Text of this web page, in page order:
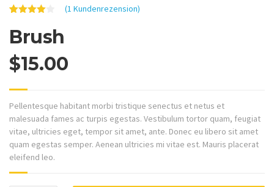
mit
von 5,
auf
Kundenbewertung
(1 Kundenrezension)
Brush
$15.00
Pellentesque habitant morbi tristique senectus et netus et
malesuada fames ac turpis egestas. Vestibulum tortor quam, feugiat
vitae, ultricies eget, tempor sit amet, ante. Donec eu libero sit amet
quam egestas semper. Aenean ultricies mi vitae est. Mauris placerat
eleifend leo.